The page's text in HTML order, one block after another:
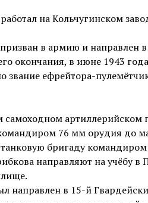
на Кольчугинском
в армию и направлен
окончания, в июне 1943
звание ефрейтора-
артиллерийском
76 мм орудия до
бригаду
направляют на учёбу в
направлен в 15-й